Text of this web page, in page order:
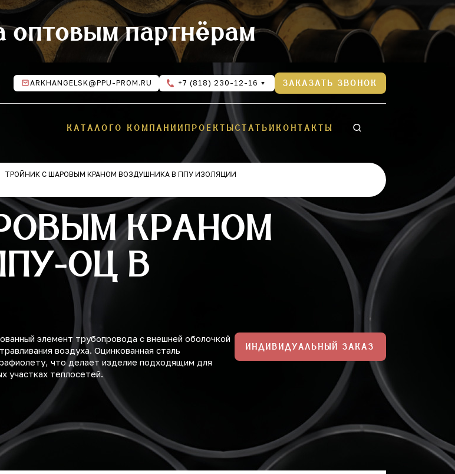
оптовым партнёрам
ARKHANGELSK@PPU-PROM.RU +7 (818) 230-12-16 ЗАКАЗАТЬ ЗВОНОК
КАТАЛОГО КОМПАНИИ ПРОЕКТЫСТАТЬИ КОНТАКТЫ
ТРОЙНИК С ШАРОВЫМ КРАНОМ ВОЗДУШНИКА В ППУ ИЗОЛЯЦИИ
КРАНОМ
ОЦ В
элемент трубопровода с внешней оболочкой
воздуха. Оцинкованная сталь
что делает изделие подходящим для
участках теплосетей.
ИНДИВИДУАЛЬНЫЙ ЗАКАЗ